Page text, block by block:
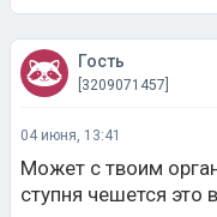
Гость
[3209071457]
04 июня, 13:41
Может с твоим
ступня чешется это